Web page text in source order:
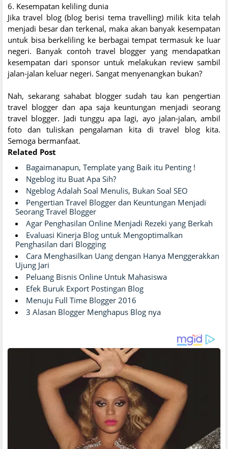
6. Kesempatan keliling dunia
Jika travel blog (blog berisi tema travelling) milik kita telah
menjadi besar dan terkenal, maka akan banyak kesempatan
untuk bisa berkeliling ke berbagai tempat termasuk ke luar
negeri. Banyak contoh travel blogger yang mendapatkan
kesempatan dari sponsor untuk melakukan review sambil
jalan-jalan keluar negeri. Sangat menyenangkan bukan?
Nah, sekarang sahabat blogger sudah tau kan pengertian
travel blogger dan apa saja keuntungan menjadi seorang
travel blogger. Jadi tunggu apa lagi, ayo jalan-jalan, ambil
foto dan tuliskan pengalaman kita di travel blog kita.
Semoga bermanfaat.
Related Post
Bagaimanapun, Template yang Baik itu Penting !
Ngeblog itu Buat Apa Sih?
Ngeblog Adalah Soal Menulis, Bukan Soal SEO
Pengertian Travel Blogger dan Keuntungan Menjadi
Seorang Travel Blogger
Agar Penghasilan Online Menjadi Rezeki yang Berkah
Evaluasi Kinerja Blog untuk Mengoptimalkan
Penghasilan dari Blogging
Cara Menghasilkan Uang dengan Hanya Menggerakkan
Ujung Jari
Peluang Bisnis Online Untuk Mahasiswa
Efek Buruk Export Postingan Blog
Menuju Full Time Blogger 2016
3 Alasan Blogger Menghapus Blog nya